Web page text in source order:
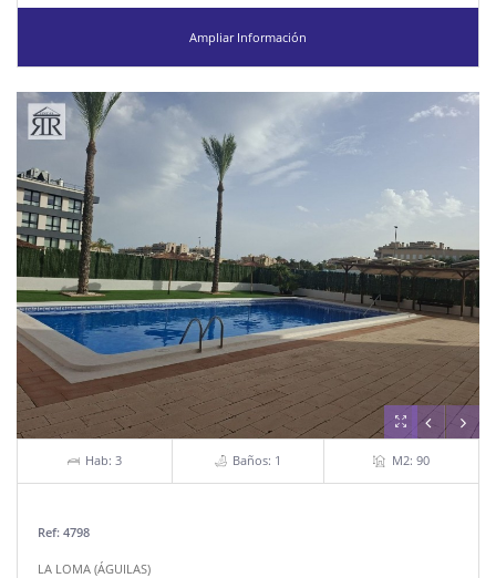
Ampliar Información
Hab: 3 Baños: 1 M2: 90
Ref: 4798
LA LOMA (ÁGUILAS)